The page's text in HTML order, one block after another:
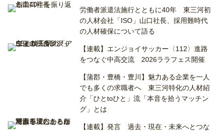
労働者派遣法施行とともに40年 東三河初
の人材会社「ISO」山口社長、採用難時代
の人材確保について語る
【連載】エンジョイサッカー〈112〉進路
をつなぐ中高交流 2026ララフェス開催
【蒲郡・豊橋・豊川】魅力ある企業を一人
でも多くの求職者へ 東三河特化の人材紹
介「ひとtoひと」流「本音を拾うマッチン
グ」とは
【連載】発言 過去・現在・未来へとつな